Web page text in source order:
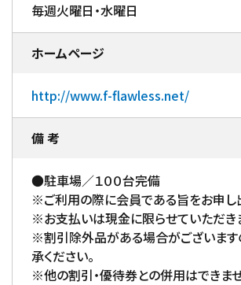
毎週火曜日・水曜日
ホームページ
http://www.f-flawless.net/
備 考
●駐車場／１００台完備
※ご利用の際に会員である旨をお申し
※お支払いは現金に限らせていただき
※割引除外品がある場合がございます
承ください。
※他の割引・優待券との併用はできませ